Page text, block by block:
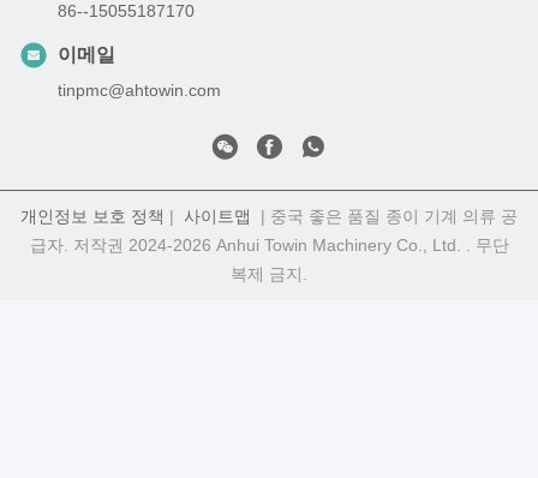
86--15055187170
이메일
tinpmc@ahtowin.com
개인정보 보호 정책 | 사이트맵
| 중국 좋은 품질 종이 기계 의류 공
급자. 저작권 2024-2026 Anhui Towin Machinery Co., Ltd. . 무단
복제 금지.